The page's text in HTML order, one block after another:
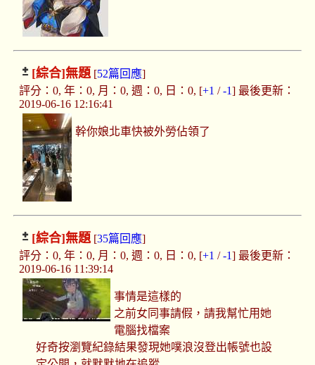
[綜合]無題[52篇回應]
評分：0, 年：0, 月：0, 週：0, 日：0, [+1 /-1] 最後更新：
2019-06-16 12:16:41
幹你娘北車快被外勞佔領了
[綜合]無題[35篇回應]
評分：0, 年：0, 月：0, 週：0, 日：0, [+1 /-1] 最後更新：
2019-06-16 11:39:14
事情是這樣的
之前女同事請假，請我幫忙用她
電腦找檔案
好奇按瀏覽紀錄結果發現她噗浪沒登出帳號也設